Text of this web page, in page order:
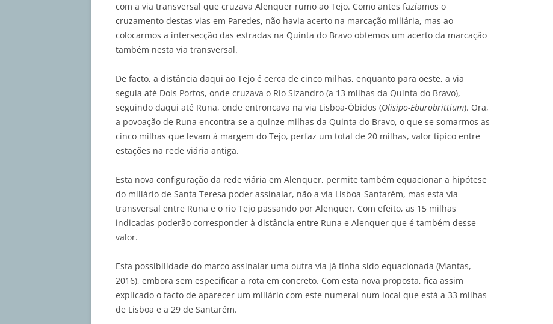
com a via transversal que cruzava Alenquer rumo ao Tejo. Como antes fazíamos o
cruzamento destas vias em Paredes, não havia acerto na marcação miliária, mas ao
colocarmos a intersecção das estradas na Quinta do Bravo obtemos um acerto da marcação
também nesta via transversal.
De facto, a distância daqui ao Tejo é cerca de cinco milhas, enquanto para oeste, a via
seguia até Dois Portos, onde cruzava o Rio Sizandro (a 13 milhas da Quinta do Bravo),
seguindo daqui até Runa, onde entroncava na via Lisboa-Óbidos (Olisipo-Eburobrittium). Ora,
a povoação de Runa encontra-se a quinze milhas da Quinta do Bravo, o que se somarmos as
cinco milhas que levam à margem do Tejo, perfaz um total de 20 milhas, valor típico entre
estações na rede viária antiga.
Esta nova configuração da rede viária em Alenquer, permite também equacionar a hipótese
do miliário de Santa Teresa poder assinalar, não a via Lisboa-Santarém, mas esta via
transversal entre Runa e o rio Tejo passando por Alenquer. Com efeito, as 15 milhas
indicadas poderão corresponder à distância entre Runa e Alenquer que é também desse
valor.
Esta possibilidade do marco assinalar uma outra via já tinha sido equacionada (Mantas,
2016), embora sem especificar a rota em concreto. Com esta nova proposta, fica assim
explicado o facto de aparecer um miliário com este numeral num local que está a 33 milhas
de Lisboa e a 29 de Santarém.